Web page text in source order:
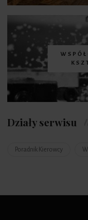
Działy serwisu
Poradnik Kierowcy